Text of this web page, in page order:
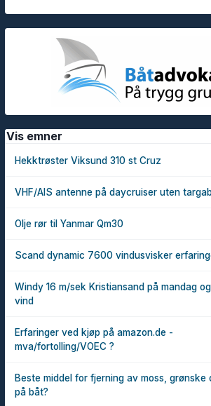
Vis emner
Hekktrøster Viksund 310 st Cruz
VHF/AIS antenne på daycruiser uten
Olje rør til Yanmar Qm30
Scand dynamic 7600 vindusvisker
Windy 16 m/sek Kristiansand på mandag
vind
Erfaringer ved kjøp på amazon.de -
mva/fortolling/VOEC ?
Beste middel for fjerning av moss, grønske
på båt?